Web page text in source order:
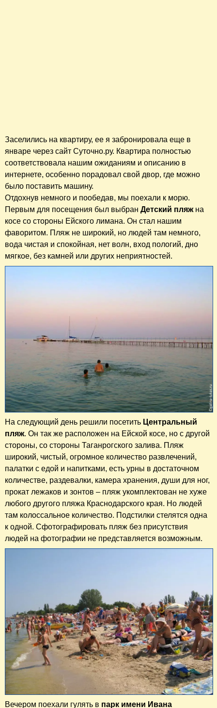
Заселились на квартиру, ее я забронировала еще в
январе через сайт Суточно.ру. Квартира полностью
соответствовала нашим ожиданиям и описанию в
интернете, особенно порадовал свой двор, где можно
было поставить машину.
Отдохнув немного и пообедав, мы поехали к морю.
Первым для посещения был выбран Детский пляжна
косе со стороны Ейского лимана. Он стал нашим
фаворитом. Пляж не широкий, но людей там немного,
вода чистая и спокойная, нет волн, вход пологий, дно
мягкое, без камней или других неприятностей.
На следующий день решили посетить Центральный
пляж. Он так же расположен на Ейской косе, но с другой
стороны, со стороны Таганрогского залива. Пляж
широкий, чистый, огромное количество развлечений,
палатки с едой и напитками, есть урны в достаточном
количестве, раздевалки, камера хранения, души для ног,
прокат лежаков и зонтов – пляж укомплектован не хуже
любого другого пляжа Краснодарского края. Но людей
там колоссальное количество. Подстилки стелятся одна
к одной. Сфотографировать пляж без присутствия
людей на фотографии не представляется возможным.
Вечером поехали гулять в парк имени Ивана